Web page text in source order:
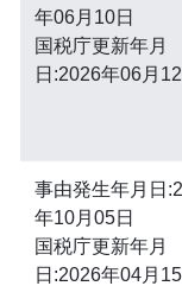
年06月10日
国税庁更新年月
日:2026年06月12
事由発生年月日
年10月05日
国税庁更新年月
日:2026年04月15